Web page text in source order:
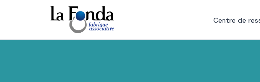
principal
Centre de